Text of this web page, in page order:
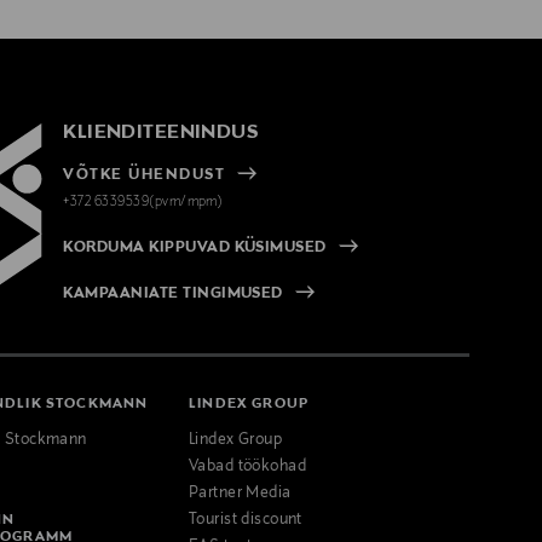
KLIENDITEENINDUS
VÕTKE ÜHENDUST
+372 6339539(pvm/mpm)
KORDUMA KIPPUVAD KÜSIMUSED
KAMPAANIATE TINGIMUSED
STOCKMANN
Stockmann
LINDEX GROUP
Lindex Group
Vabad töökohad
Partner Media
Tourist discount